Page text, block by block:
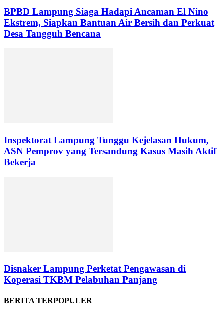
BPBD Lampung Siaga Hadapi Ancaman El Nino
Ekstrem, Siapkan Bantuan Air Bersih dan Perkuat
Desa Tangguh Bencana
Inspektorat Lampung Tunggu Kejelasan Hukum,
ASN Pemprov yang Tersandung Kasus Masih Aktif
Bekerja
Disnaker Lampung Perketat Pengawasan di
Koperasi TKBM Pelabuhan Panjang
BERITA TERPOPULER